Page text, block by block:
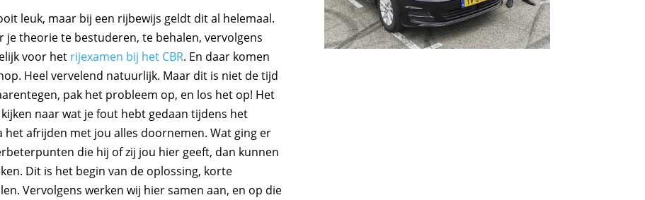
leuk, maar bij een rijbewijs geldt dit al helemaal.
je theorie te bestuderen, te behalen, vervolgens
voor het rijexamen bij het CBR. En daar komen
Heel vervelend natuurlijk. Maar dit is niet de tijd
pak het probleem op, en los het op! Het
naar wat je fout hebt gedaan tijdens het
het afrijden met jou alles doornemen. Wat ging er
die hij of zij jou hier geeft, dan kunnen
Dit is het begin van de oplossing, korte
Vervolgens werken wij hier samen aan, en op die